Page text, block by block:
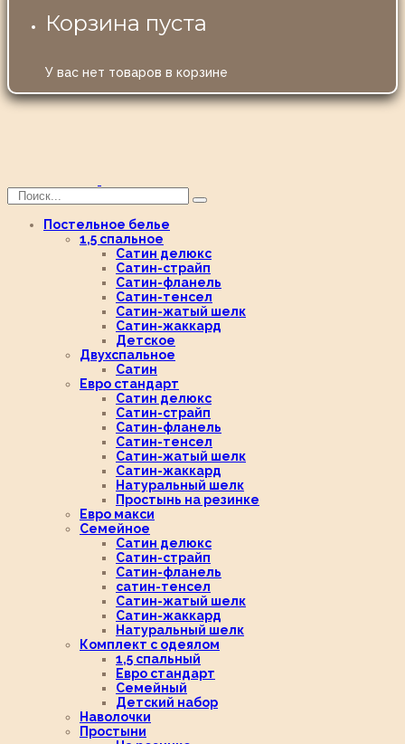
Корзина пуста
У вас нет товаров в корзине
Постельное белье
1,5 спальное
Сатин делюкс
Сатин-страйп
Сатин-фланель
Сатин-тенсел
Сатин-жатый шелк
Сатин-жаккард
Детское
Двухспальное
Сатин
Евро стандарт
Сатин делюкс
Сатин-страйп
Сатин-фланель
Сатин-тенсел
Сатин-жатый шелк
Сатин-жаккард
Натуральный шелк
Простынь на резинке
Евро макси
Семейное
Сатин делюкс
Сатин-страйп
Сатин-фланель
сатин-тенсел
Сатин-жатый шелк
Сатин-жаккард
Натуральный шелк
Комплект с одеялом
1,5 спальный
Евро стандарт
Семейный
Детский набор
Наволочки
Простыни